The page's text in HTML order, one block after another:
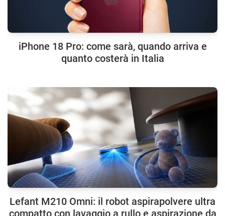
iPhone 18 Pro: come sarà, quando arriva e
quanto costerà in Italia
Lefant M210 Omni: il robot aspirapolvere ultra